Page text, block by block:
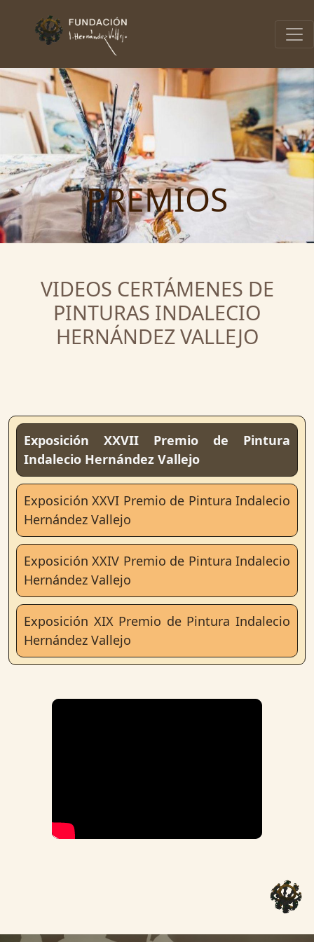
PREMIOS
VIDEOS CERTÁMENES DE
PINTURAS INDALECIO
HERNÁNDEZ VALLEJO
Exposición XXVII Premio de Pintura
Indalecio Hernández Vallejo
Exposición XXVI Premio de Pintura Indalecio
Hernández Vallejo
Exposición XXIV Premio de Pintura Indalecio
Hernández Vallejo
Exposición XIX Premio de Pintura Indalecio
Hernández Vallejo